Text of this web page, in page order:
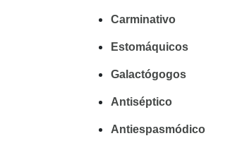
Carminativo
Estomáquicos
Galactógogos
Antiséptico
Antiespasmódico